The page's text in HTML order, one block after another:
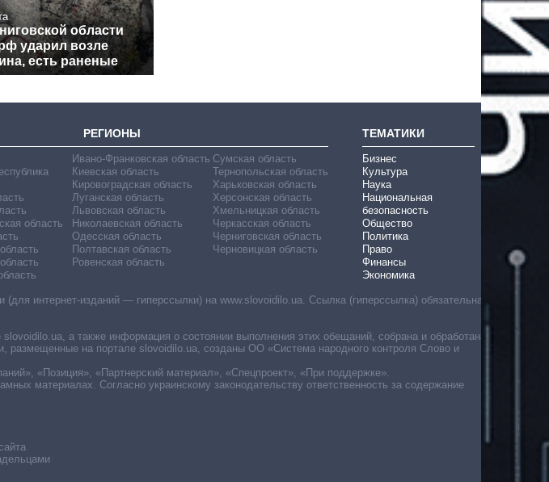
области
ударил возле
есть раненые
РЕГИОНЫ
область
Ивано-Франковская область
Киевская область
Кировоградская область
Луганская область
Львовская область
Николаевская область
Одесская область
Полтавская область
Ровенская область
Сумская область
Тернопольская область
Харьковская область
Херсонская область
Хмельницкая область
Черкасская область
Черниговская область
Черновицкая область
ТЕМАТИКИ
Бизнес
Культура
Наука
Национальная
безопасность
Общество
Политика
Право
Финансы
Экономика
интернет-изданий — гиперссылки) на www.slovoidilo.ua. Ссылка (гиперссылка) обязательна
а также информация о состоянии выполнения этих обещаний, собрана и обработана
на портале slovoidilo.ua, созданы ОО «Система народного контроля Слово и
«Позиция», «Партнерский материал», «Спецпроект», «При поддержке».
материалах. Согласно украинскому законодательству ответственность за содержание